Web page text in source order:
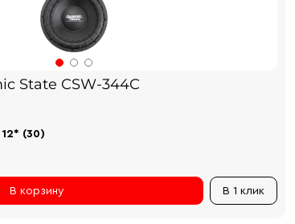
State CSW-344C
12* (30)
В 1 клик
В корзину